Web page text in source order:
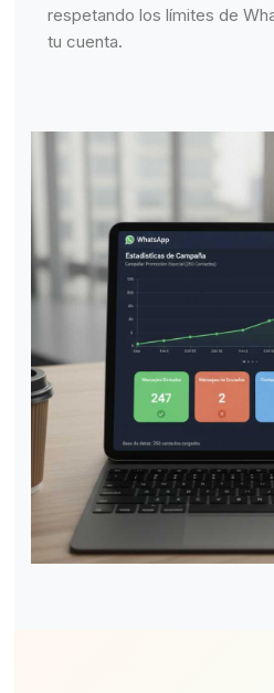
respetando los límites de
tu cuenta.